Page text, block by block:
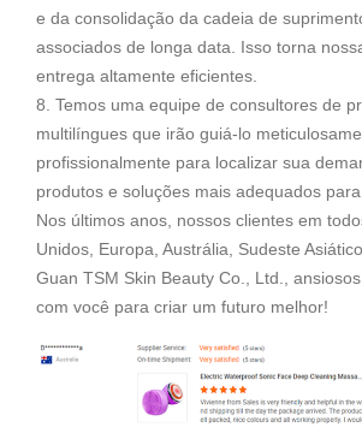
e da consolidação da cadeia de
associados de longa data. Isso torna
entrega altamente eficientes.
8. Temos uma equipe de consultores de
multilíngues que irão guiá-lo
profissionalmente para localizar sua
produtos e soluções mais adequados para
Nos últimos anos, nossos clientes em
Unidos, Europa, Austrália, Sudeste
Guan TSM Skin Beauty Co., Ltd.,
com você para criar um futuro melhor!